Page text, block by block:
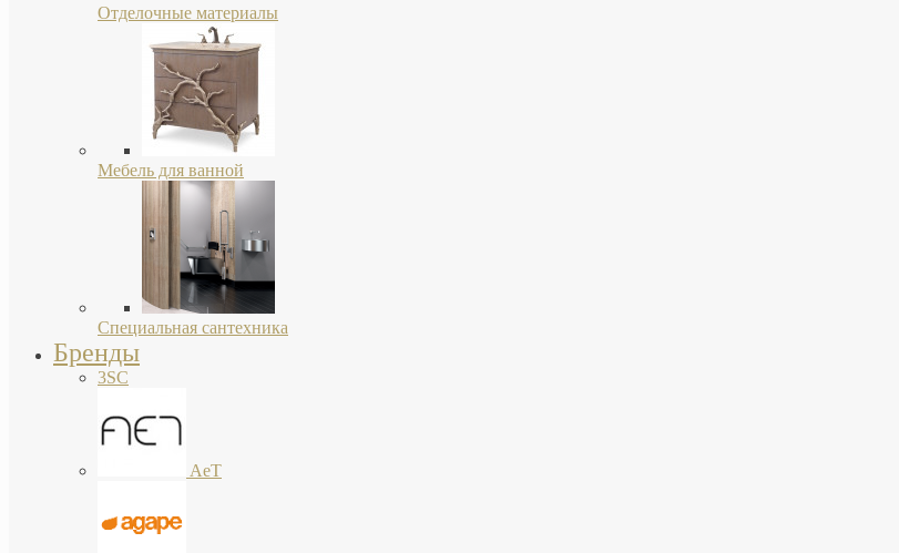
Отделочные материалы
Мебель для ванной
Специальная сантехника
Бренды
3SC
AeT